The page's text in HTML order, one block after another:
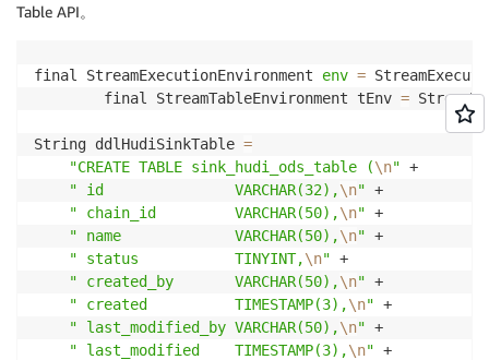
Table API。
final StreamExecutionEnvironment env =
		final StreamTableEnvironment tEnv
=
String ddlHudiSinkTable =
"CREATE TABLE sink_hudi_ods_table (\n" +
" id               VARCHAR(32),\n" +
" chain_id         VARCHAR(50),\n" +
" name             VARCHAR(50),\n" +
" status           TINYINT,\n" +
" created_by       VARCHAR(50),\n" +
" created          TIMESTAMP(3),\n" +
" last_modified_by VARCHAR(50),\n" +
" last_modified    TIMESTAMP(3),\n" +